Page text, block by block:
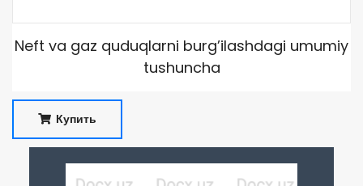
Neft va gaz quduqlarni burg’ilashdagi umumiy
tushuncha
Купить